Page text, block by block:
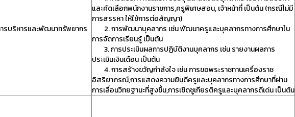
ารบริหารและพัฒนาทรัพยากร
และคัดเลือกพนักงานราชการ,ครูพิเศษสอน, เจ้าหน้าที่ เป็นต้น (กรณีไม่มี
การสรรหา ให้ใช้การต่อสัญญา)
2. การพัฒนาบุคลากร เช่น พัฒนาครูและบุคลากรทางการศึกษาใน
การจัดการเรียนรู้ เป็นต้น
3. การประเมินผลการปฏิบัติงานบุคลากร เช่น รายงานผลการ
ประเมินเงินเดือน เป็นต้น
4. การสร้างขวัญกำลังใจ เช่น การขอพระราชทานเครื่องราช
อิสริยาภรณ์,การแสดงความยินดีครูและบุคลากรทางการศึกษาที่ผ่าน
การเลื่อนวิทยฐานะที่สูงขึ้น,การเชิดชูเกียรติครูและบุคลากรดีเด่น เป็นต้น